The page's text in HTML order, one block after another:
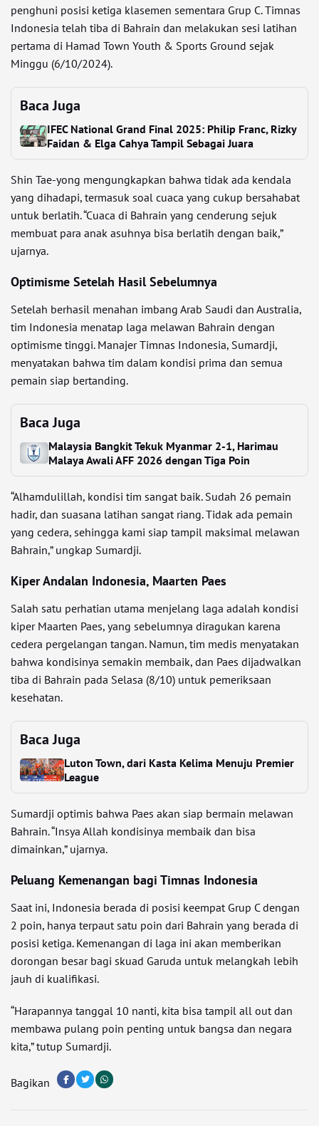
penghuni posisi ketiga klasemen sementara Grup C. Timnas
Indonesia telah tiba di Bahrain dan melakukan sesi latihan
pertama di Hamad Town Youth & Sports Ground sejak
Minggu (6/10/2024).
Baca Juga
IFEC National Grand Final 2025: Philip Franc, Rizky
Faidan & Elga Cahya Tampil Sebagai Juara
Shin Tae-yong mengungkapkan bahwa tidak ada kendala
yang dihadapi, termasuk soal cuaca yang cukup bersahabat
untuk berlatih. “Cuaca di Bahrain yang cenderung sejuk
membuat para anak asuhnya bisa berlatih dengan baik,”
ujarnya.
Optimisme Setelah Hasil Sebelumnya
Setelah berhasil menahan imbang Arab Saudi dan Australia,
tim Indonesia menatap laga melawan Bahrain dengan
optimisme tinggi. Manajer Timnas Indonesia, Sumardji,
menyatakan bahwa tim dalam kondisi prima dan semua
pemain siap bertanding.
Baca Juga
Malaysia Bangkit Tekuk Myanmar 2-1, Harimau
Malaya Awali AFF 2026 dengan Tiga Poin
“Alhamdulillah, kondisi tim sangat baik. Sudah 26 pemain
hadir, dan suasana latihan sangat riang. Tidak ada pemain
yang cedera, sehingga kami siap tampil maksimal melawan
Bahrain,” ungkap Sumardji.
Kiper Andalan Indonesia, Maarten Paes
Salah satu perhatian utama menjelang laga adalah kondisi
kiper Maarten Paes, yang sebelumnya diragukan karena
cedera pergelangan tangan. Namun, tim medis menyatakan
bahwa kondisinya semakin membaik, dan Paes dijadwalkan
tiba di Bahrain pada Selasa (8/10) untuk pemeriksaan
kesehatan.
Baca Juga
Luton Town, dari Kasta Kelima Menuju Premier
League
Sumardji optimis bahwa Paes akan siap bermain melawan
Bahrain. “Insya Allah kondisinya membaik dan bisa
dimainkan,” ujarnya.
Peluang Kemenangan bagi Timnas Indonesia
Saat ini, Indonesia berada di posisi keempat Grup C dengan
2 poin, hanya terpaut satu poin dari Bahrain yang berada di
posisi ketiga. Kemenangan di laga ini akan memberikan
dorongan besar bagi skuad Garuda untuk melangkah lebih
jauh di kualifikasi.
“Harapannya tanggal 10 nanti, kita bisa tampil all out dan
membawa pulang poin penting untuk bangsa dan negara
kita,” tutup Sumardji.
Bagikan